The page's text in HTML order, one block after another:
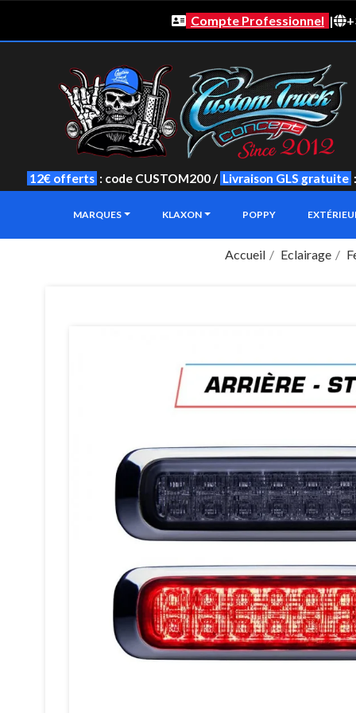
Compte Professionnel |
12€ offerts : code CUSTOM200 / Livraison GLS gratuite
MARQUES KLAXON POPPY
Accueil Eclairage